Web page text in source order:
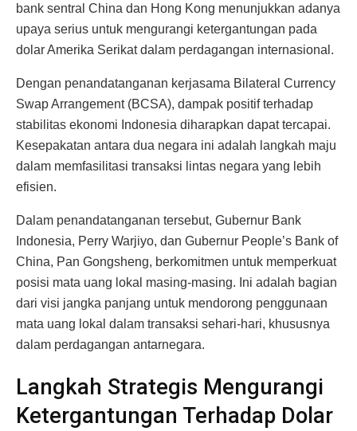
bank sentral China dan Hong Kong menunjukkan adanya
upaya serius untuk mengurangi ketergantungan pada
dolar Amerika Serikat dalam perdagangan internasional.
Dengan penandatanganan kerjasama Bilateral Currency
Swap Arrangement (BCSA), dampak positif terhadap
stabilitas ekonomi Indonesia diharapkan dapat tercapai.
Kesepakatan antara dua negara ini adalah langkah maju
dalam memfasilitasi transaksi lintas negara yang lebih
efisien.
Dalam penandatanganan tersebut, Gubernur Bank
Indonesia, Perry Warjiyo, dan Gubernur People’s Bank of
China, Pan Gongsheng, berkomitmen untuk memperkuat
posisi mata uang lokal masing-masing. Ini adalah bagian
dari visi jangka panjang untuk mendorong penggunaan
mata uang lokal dalam transaksi sehari-hari, khususnya
dalam perdagangan antarnegara.
Langkah Strategis Mengurangi
Ketergantungan Terhadap Dolar